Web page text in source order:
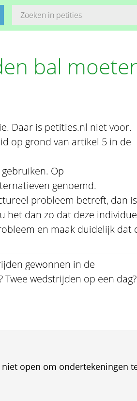
bal
Daar is petities.nl niet voor.
op grond van artikel 5 in de
Op
genoemd.
probleem betreft, dan is
het dan zo dat deze
en maak duidelijk dat
gewonnen in de
wedstrijden op een
open om ondertekeningen